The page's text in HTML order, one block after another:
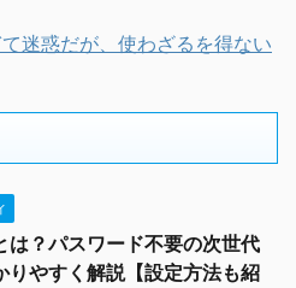
迷惑だが、使わざるを得ない
は？パスワード不要の次世代
りやすく解説【設定方法も紹